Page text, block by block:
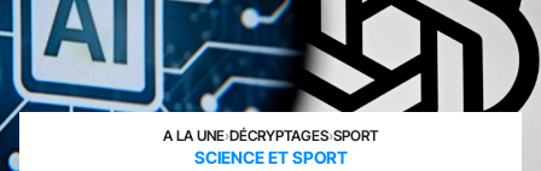
A LA UNE›DÉCRYPTAGES›SPORT
SCIENCE ET SPORT